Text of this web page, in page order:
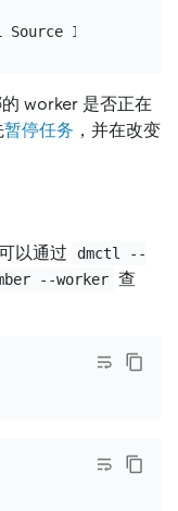
worker 是否正在
暂停任务 ，并在改变
以通过
dmctl --
--worker 查